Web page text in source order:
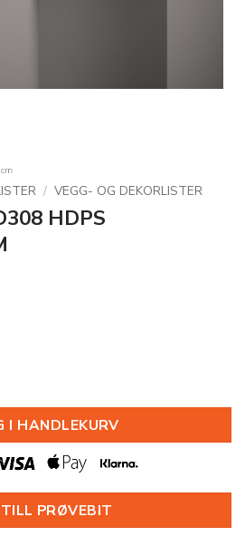
/ VEGG- OG DEKORLISTER
HDPS
21x65X2000MM antall
I HANDLEKURV
PRØVEBIT